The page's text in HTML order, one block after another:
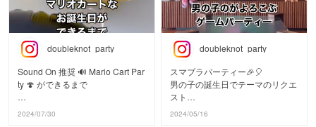
#littlelemonade
#リトルレモネード
#バルーン
#誕生日飾り付け
#誕生日飾り
#バースデーサプライズ
#出張装飾
#バルーンアート
#バルーンショップ横浜
doubleknot_party
Sound On 推奨 🔊 Mario Cart Par
ty 🍄 ができるまで
10歳の男の子のお誕生日はマリ
2024/07/30
doubleknot_party
スマブラパーティー🎉🎈
男の子の誕生日でテーマのリクエ
スト
ランキングを作ったら、多分TOP
2024/05/16